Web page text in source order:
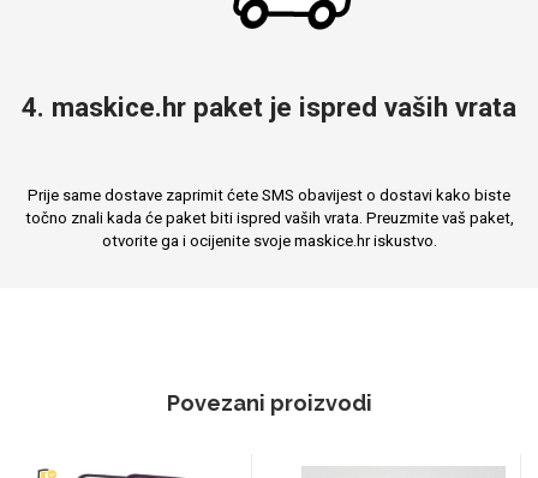
4. maskice.hr paket je ispred vaših vrata
Prije same dostave zaprimit ćete SMS obavijest o dostavi kako biste
točno znali kada će paket biti ispred vaših vrata. Preuzmite vaš paket,
otvorite ga i ocijenite svoje maskice.hr iskustvo.
Povezani proizvodi